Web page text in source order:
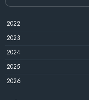
2022
2023
2024
2025
2026